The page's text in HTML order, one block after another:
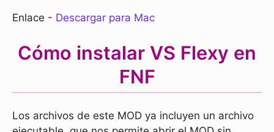
Enlace - Descargar para Mac
Cómo instalar VS Flexy en
FNF
Los archivos de este MOD ya incluyen un archivo